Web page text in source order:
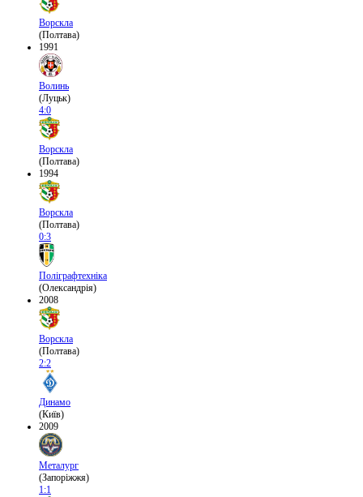
Ворскла
(Полтава)
1991
Волинь
(Луцьк)
4:0
Ворскла
(Полтава)
1994
Ворскла
(Полтава)
0:3
Поліграфтехніка
(Олександрія)
2008
Ворскла
(Полтава)
2:2
Динамо
(Київ)
2009
Металург
(Запоріжжя)
1:1